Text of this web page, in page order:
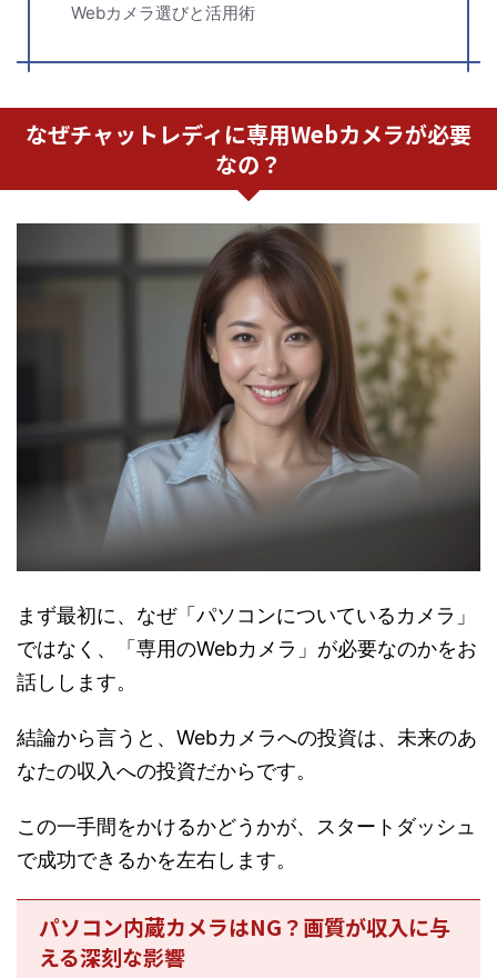
Webカメラ選びと活用術
なぜチャットレディに専用Webカメラが必要
なの？
まず最初に、なぜ「パソコンについているカメラ」
ではなく、「専用のWebカメラ」が必要なのかをお
話しします。
結論から言うと、Webカメラへの投資は、未来のあ
なたの収入への投資だからです。
この一手間をかけるかどうかが、スタートダッシュ
で成功できるかを左右します。
パソコン内蔵カメラはNG？画質が収入に与
える深刻な影響